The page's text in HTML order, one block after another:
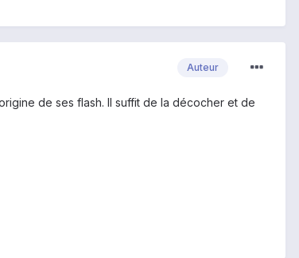
Auteur
de ses flash. Il suffit de la décocher et de